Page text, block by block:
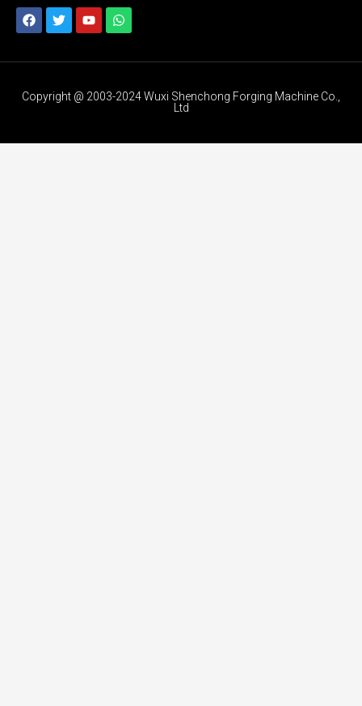
Copyright @ 2003-2024 Wuxi Shenchong Forging Machine Co.,
Ltd